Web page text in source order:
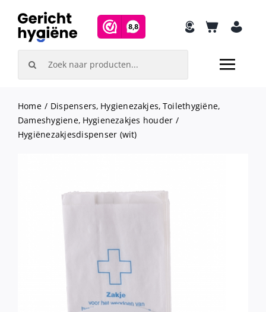
content
Home Dispensers Hygienezakjes Toilethygiëne
Dameshygiene Hygienezakjes houder
Hygiënezakjesdispenser (wit)